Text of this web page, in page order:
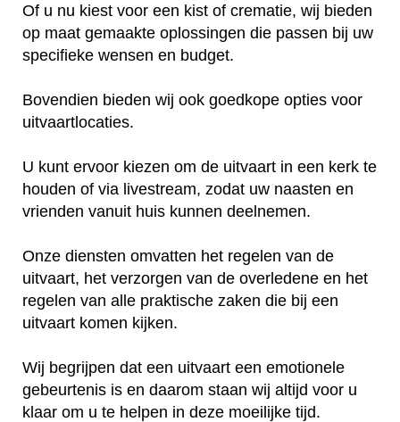
Of u nu kiest voor een kist of crematie, wij bieden
op maat gemaakte oplossingen die passen bij uw
specifieke wensen en budget.
Bovendien bieden wij ook goedkope opties voor
uitvaartlocaties.
U kunt ervoor kiezen om de uitvaart in een kerk te
houden of via livestream, zodat uw naasten en
vrienden vanuit huis kunnen deelnemen.
Onze diensten omvatten het regelen van de
uitvaart, het verzorgen van de overledene en het
regelen van alle praktische zaken die bij een
uitvaart komen kijken.
Wij begrijpen dat een uitvaart een emotionele
gebeurtenis is en daarom staan wij altijd voor u
klaar om u te helpen in deze moeilijke tijd.